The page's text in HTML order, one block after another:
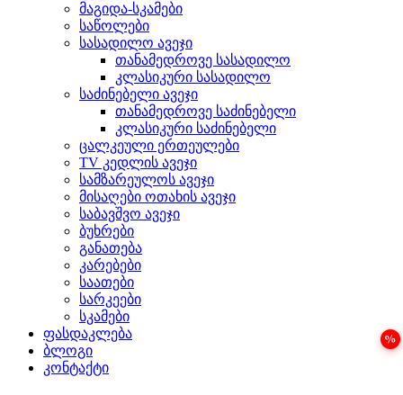
მაგიდა-სკამები
საწოლები
სასადილო ავეჯი
თანამედროვე სასადილო
კლასიკური სასადილო
საძინებელი ავეჯი
თანამედროვე საძინებელი
კლასიკური საძინებელი
ცალკეული ერთეულები
TV კედლის ავეჯი
სამზარეულოს ავეჯი
მისაღები ოთახის ავეჯი
საბავშვო ავეჯი
ბუხრები
განათება
კარებები
საათები
სარკეები
სკამები
ფასდაკლება
ბლოგი
კონტაქტი